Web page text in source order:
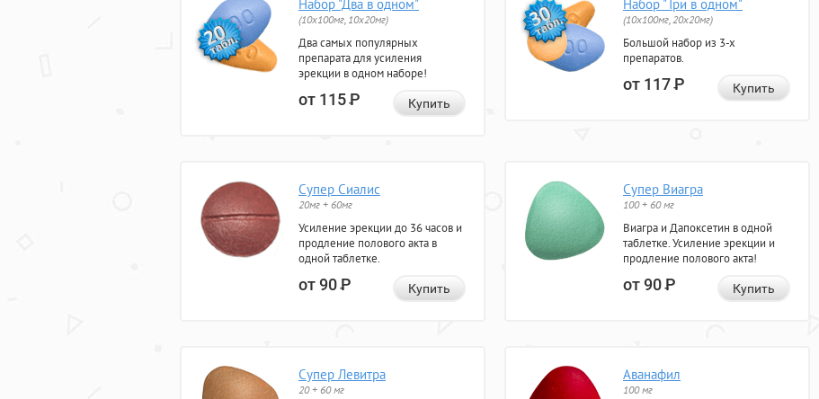
Набор "Два в одном"
(10x100мг, 10x20мг)
Два самых популярных
препарата для усиления
эрекции в одном наборе!
от 115Р Купить
Набор "Три в одном"
(10x100мг, 20x20мг)
Большой набор из 3-х
препаратов.
от 117Р Купить
Супер Сиалис
20мг + 60мг
Усиление эрекции до 36 часов и
продление полового акта в
одной таблетке.
от 90Р Купить
Супер Виагра
100 + 60 мг
Виагра и Дапоксетин в одной
таблетке. Усиление эрекции и
продление полового акта!
от 90Р Купить
Супер Левитра
20 + 60 мг
Аванафил
100 мг